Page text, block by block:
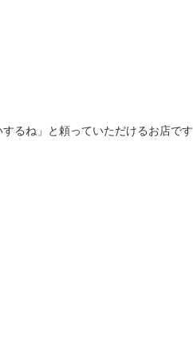
るね」と頼っていただけるお店です